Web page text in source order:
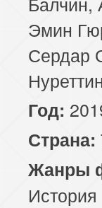
Эмин
Сердар
Год:
Страна:
Жанры
История